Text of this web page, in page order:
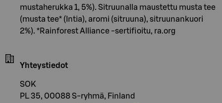
mustaherukka 1, 5%). Sitruunalla maustettu musta tee
(musta tee* (Intia), aromi (sitruuna), sitruunankuori
2%). *Rainforest Alliance -sertifioitu, ra.org
Yhteystiedot
SOK
PL 35, 00088 S-ryhmä, Finland